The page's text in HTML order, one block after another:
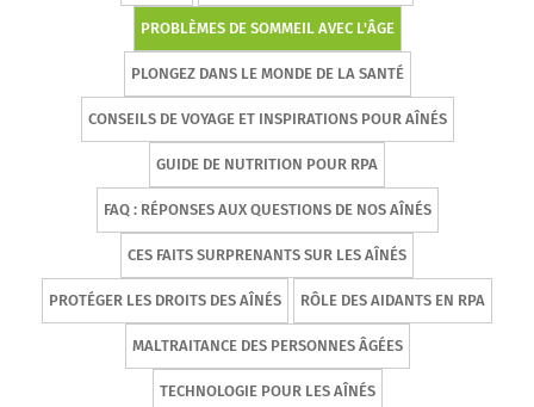
PROBLÈMES DE SOMMEIL AVEC L'ÂGE
PLONGEZ DANS LE MONDE DE LA SANTÉ
CONSEILS DE VOYAGE ET INSPIRATIONS POUR AÎNÉS
GUIDE DE NUTRITION POUR RPA
FAQ : RÉPONSES AUX QUESTIONS DE NOS AÎNÉS
CES FAITS SURPRENANTS SUR LES AÎNÉS
PROTÉGER LES DROITS DES AÎNÉS RÔLE DES AIDANTS EN RPA
MALTRAITANCE DES PERSONNES ÂGÉES
TECHNOLOGIE POUR LES AÎNÉS